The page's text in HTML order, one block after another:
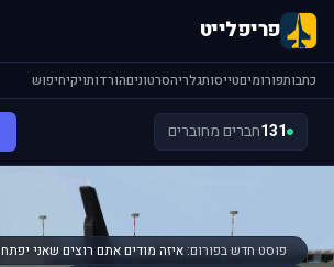
פריפלייט
כתבותפורומיםטייסותגלריהסרטוניםהורדותויקיחיפוש
131חברים מחוברים
פוסט חדש בפורום:איזה מודים אתם רוצים שאני יפתח